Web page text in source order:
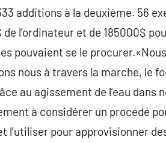
additions à la deuxième. 56
l’ordinateur et de 185000$
pouvaient se le
nous à travers la marche, le
au agissement de l’eau dans
à considérer un procédé
l’utiliser pour approvisionner